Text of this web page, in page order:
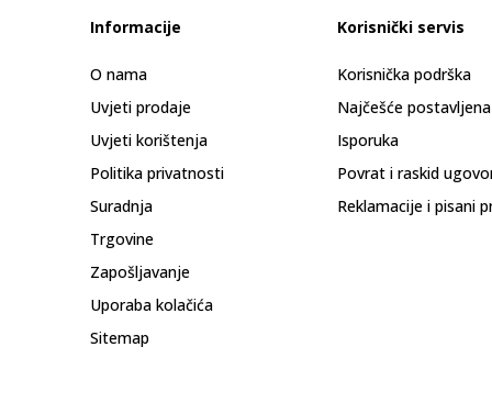
Informacije
O nama
Uvjeti prodaje
Uvjeti korištenja
Politika privatnosti
Suradnja
Trgovine
Zapošljavanje
Uporaba kolačića
Sitemap
Korisnički servis
Korisnička podrška
Najčešće
Isporuka
Povrat i raskid
Reklamacije i pisani